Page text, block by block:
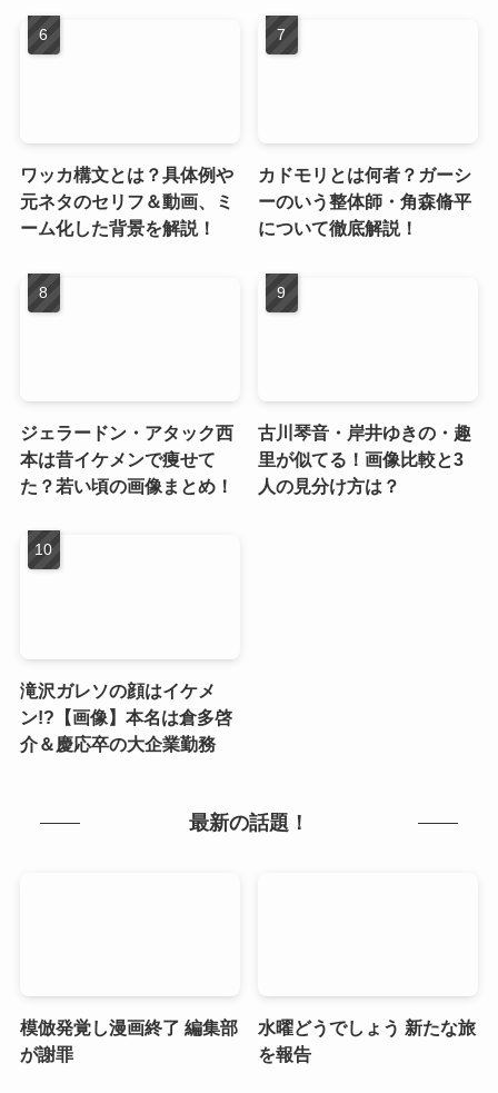
ワッカ構文とは？具体例や
元ネタのセリフ＆動画、ミ
ーム化した背景を解説！
カドモリとは何者？ガーシ
ーのいう整体師・角森脩平
について徹底解説！
ジェラードン・アタック西
本は昔イケメンで痩せて
た？若い頃の画像まとめ！
古川琴音・岸井ゆきの・趣
里が似てる！画像比較と3
人の見分け方は？
滝沢ガレソの顔はイケメ
ン!?【画像】本名は倉多啓
介＆慶応卒の大企業勤務
最新の話題！
模倣発覚し漫画終了 編集部
が謝罪
水曜どうでしょう 新たな旅
を報告